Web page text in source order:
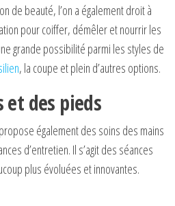
de beauté, l’on a également droit à
pour coiffer, démêler et nourrir les
grande possibilité parmi les styles de
, la coupe et plein d’autres options.
et des pieds
également des soins des mains
d’entretien. Il s’agit des séances
plus évoluées et innovantes.